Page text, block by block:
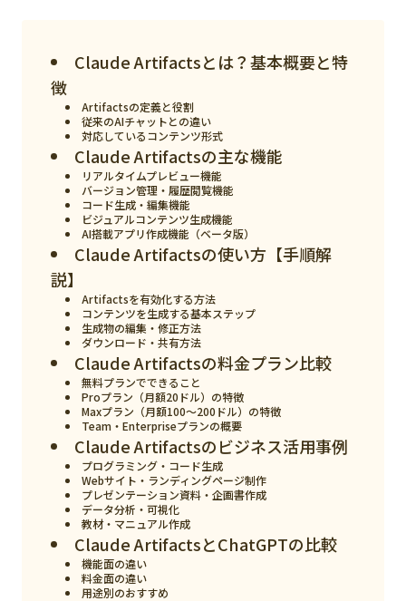
スマート物流
ニュース
デジタルサイネージ
カメラ
Wi-Fi
おすすめ
検索する
Claude Artifactsとは？基本概要と特
徴
Artifactsの定義と役割
従来のAIチャットとの違い
対応しているコンテンツ形式
Claude Artifactsの主な機能
リアルタイムプレビュー機能
バージョン管理・履歴閲覧機能
コード生成・編集機能
ビジュアルコンテンツ生成機能
AI搭載アプリ作成機能（ベータ版）
Claude Artifactsの使い方【手順解
説】
Artifactsを有効化する方法
コンテンツを生成する基本ステップ
生成物の編集・修正方法
ダウンロード・共有方法
Claude Artifactsの料金プラン比較
無料プランでできること
Proプラン（月額20ドル）の特徴
Maxプラン（月額100〜200ドル）の特徴
Team・Enterpriseプランの概要
Claude Artifactsのビジネス活用事例
プログラミング・コード生成
Webサイト・ランディングページ制作
プレゼンテーション資料・企画書作成
データ分析・可視化
教材・マニュアル作成
Claude ArtifactsとChatGPTの比較
機能面の違い
料金面の違い
用途別のおすすめ